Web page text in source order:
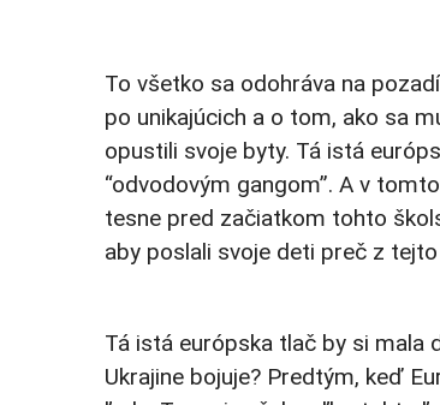
To všetko sa odohráva na
po unikajúcich a o tom, ako sa
opustili svoje byty. Tá istá
“odvodovým gangom”. A v
tesne pred začiatkom tohto
aby poslali svoje deti preč z
Tá istá európska tlač by si
Ukrajine bojuje? Predtým, keď